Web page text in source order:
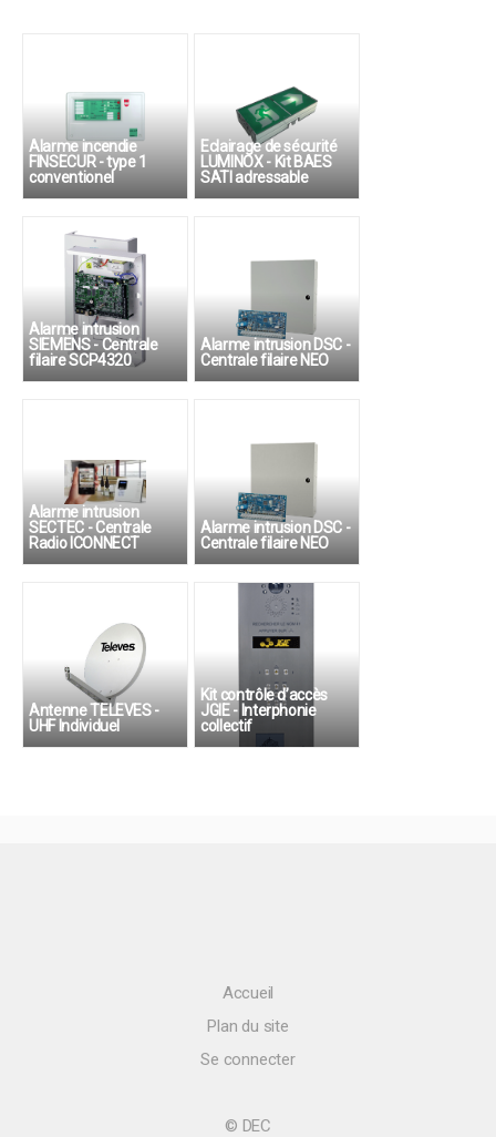
Alarme incendie
FINSECUR - type 1
conventionel
Eclairage de sécurité
LUMINOX - Kit BAES
SATI adressable
Alarme intrusion
SIEMENS - Centrale
filaire SCP4320
Alarme intrusion DSC -
Centrale filaire NEO
Alarme intrusion
SECTEC - Centrale
Radio ICONNECT
Alarme intrusion DSC -
Centrale filaire NEO
Antenne TELEVES -
UHF Individuel
Kit contrôle d’accès
JGIE - Interphonie
collectif
Accueil
Plan du site
Se connecter
© DEC